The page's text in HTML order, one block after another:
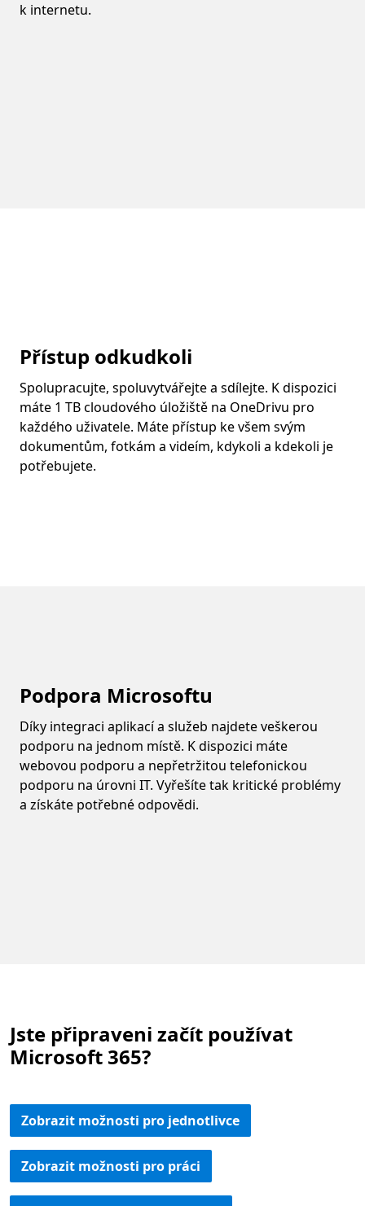
k internetu.
Přístup odkudkoli
Spolupracujte, spoluvytvářejte a sdílejte. K dispozici
máte 1 TB cloudového úložiště na OneDrivu pro
každého uživatele. Máte přístup ke všem svým
dokumentům, fotkám a videím, kdykoli a kdekoli je
potřebujete.
Podpora Microsoftu
Díky integraci aplikací a služeb najdete veškerou
podporu na jednom místě. K dispozici máte
webovou podporu a nepřetržitou telefonickou
podporu na úrovni IT. Vyřešíte tak kritické problémy
a získáte potřebné odpovědi.
Jste připraveni začít používat
Microsoft 365?
Zobrazit možnosti pro jednotlivce
Zobrazit možnosti pro práci